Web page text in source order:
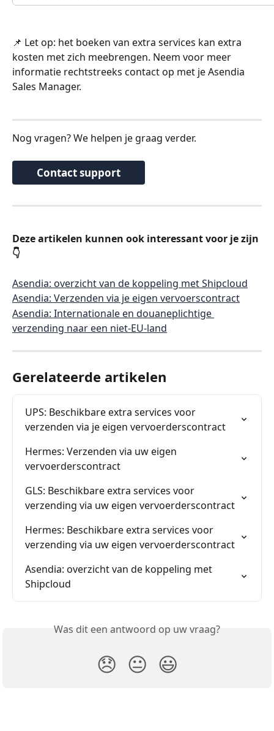
📌 Let op: het boeken van extra services kan extra
kosten met zich meebrengen. Neem voor meer
informatie rechtstreeks contact op met je Asendia
Sales Manager.
Nog vragen? We helpen je graag verder.
Contact support
Deze artikelen kunnen ook interessant voor je zijn
👇
Asendia: overzicht van de koppeling met Shipcloud
Asendia: Verzenden via je eigen vervoerscontract
Asendia: Internationale en douaneplichtige
verzending naar een niet-EU-land
Gerelateerde artikelen
UPS: Beschikbare extra services voor
verzenden via je eigen vervoerderscontract
Hermes: Verzenden via uw eigen
vervoerderscontract
GLS: Beschikbare extra services voor
verzending via uw eigen vervoerderscontract
Hermes: Beschikbare extra services voor
verzending via uw eigen vervoerderscontract
Asendia: overzicht van de koppeling met
Shipcloud
Was dit een antwoord op uw vraag?
😞 😐 😃